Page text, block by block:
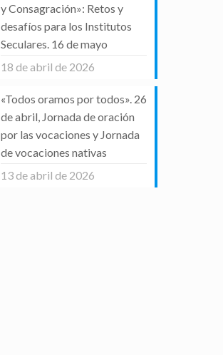
y Consagración»: Retos y
desafíos para los Institutos
Seculares. 16 de mayo
18 de abril de 2026
«Todos oramos por todos». 26
de abril, Jornada de oración
por las vocaciones y Jornada
de vocaciones nativas
13 de abril de 2026